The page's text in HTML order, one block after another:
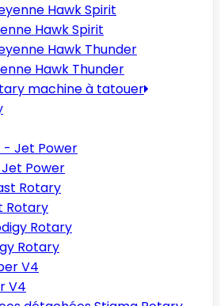
Hawk Spirit
Hawk Thunder
machine à tatouer
Power
Rotary
Rotary
V4